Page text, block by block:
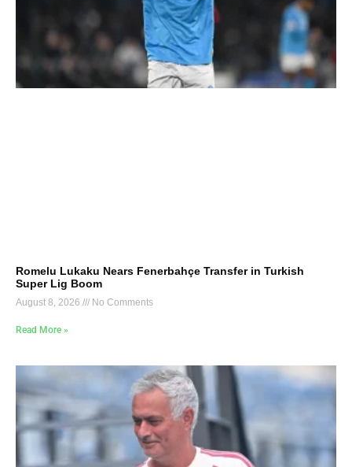
Romelu Lukaku Nears Fenerbahçe Transfer in Turkish
Super Lig Boom
August 8, 2026 No Comments
Read More »